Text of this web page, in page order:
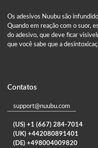
Os adesivos Nuubu são
Quando em reação com o suor,
do adesivo, que deve ficar
que você sabe que a
Contatos
support@nuubu.com
(US) +1 (667) 284-7014
(UK) +442080891401
(DE) +498004009820